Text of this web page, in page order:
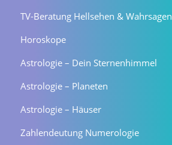
TV-Beratung Hellsehen & Wahrsagen
Horoskope
Astrologie – Dein Sternenhimmel
Astrologie – Planeten
Astrologie – Häuser
Zahlendeutung Numerologie